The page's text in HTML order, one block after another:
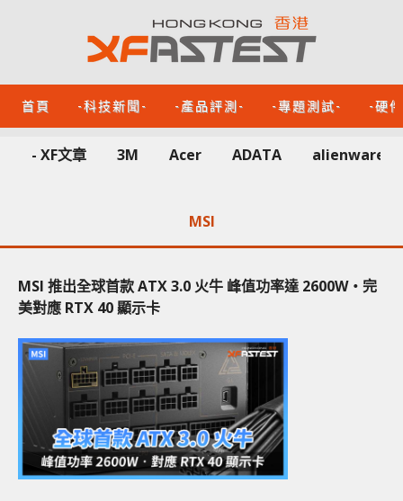
首頁 -科技新聞- -產品評測- -專題測試- -硬
- XF文章 3M Acer ADATA alienware
MSI
MSI 推出全球首款 ATX 3.0 火牛 峰值功率達 2600W‧完
美對應 RTX 40 顯示卡